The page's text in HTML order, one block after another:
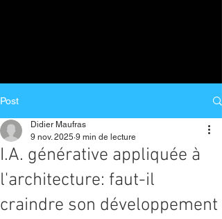
Post
I.A. générative appliquée à
l'architecture: faut-il
craindre son développement
Didier Maufras
9 nov. 2025 9 min de lecture